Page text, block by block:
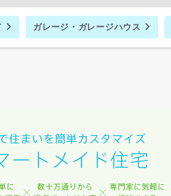
ガレージ・ガレージハウス
当社は、本サービス又は利用
任、その他の法律上の請求原